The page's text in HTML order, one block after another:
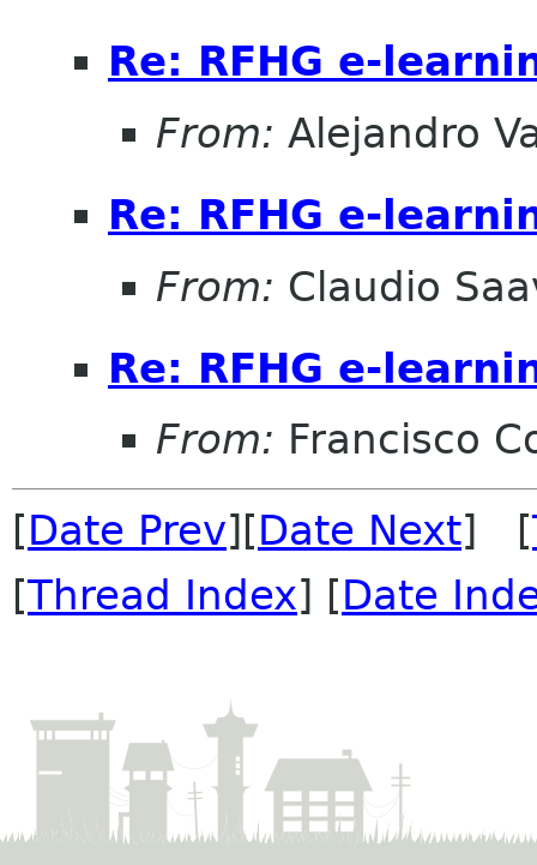
Re: RFHG e-
From: Alejandro
Re: RFHG e-
From: Claudio
Re: RFHG e-
From: Francisco
[Date Prev][Date Next] [
[Thread Index] [Date